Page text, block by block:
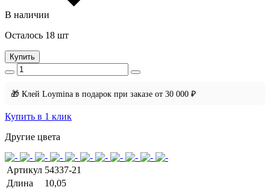
В наличии
Осталось 18 шт
Купить
🎁 Клей Loymina в подарок при заказе от 30 000 ₽
Купить в 1 клик
Другие цвета
Артикул 54337-21
Длина
10,05